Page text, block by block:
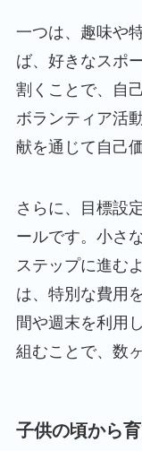
一つは、趣味や
ば、好きなスポ
割くことで、自
ボランティア活
献を通じて自己
さらに、目標設
ールです。小さ
ステップに進む
は、特別な費用
間や週末を利用
組むことで、数
子供の頃から